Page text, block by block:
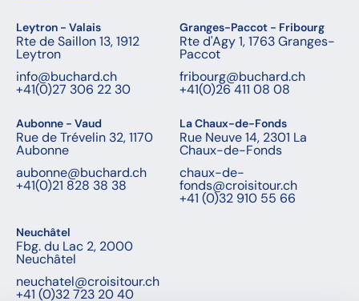
Leytron - Valais
Rte de Saillon 13, 1912
Leytron
info@buchard.ch
+41(0)27 306 22 30
Granges-Paccot - Fribourg
Rte d'Agy 1, 1763 Granges-
Paccot
fribourg@buchard.ch
+41(0)26 411 08 08
Aubonne - Vaud
Rue de Trévelin 32, 1170
Aubonne
aubonne@buchard.ch
+41(0)21 828 38 38
La Chaux-de-Fonds
Rue Neuve 14, 2301 La
Chaux-de-Fonds
chaux-de-
fonds@croisitour.ch
+41 (0)32 910 55 66
Neuchâtel
Fbg. du Lac 2, 2000
Neuchâtel
neuchatel@croisitour.ch
+41 (0)32 723 20 40